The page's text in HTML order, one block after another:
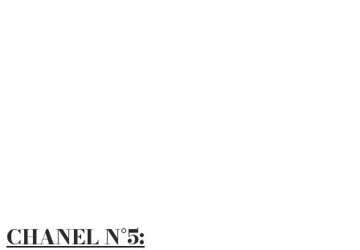
CHANEL N°5: